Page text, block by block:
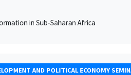
in Sub-Saharan Africa
AND POLITICAL ECONOMY